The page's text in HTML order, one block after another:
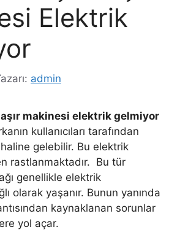
Elektrik
admin
makinesi elektrik gelmiyor
kullanıcıları tarafından
gelebilir. Bu elektrik
rastlanmaktadır. Bu tür
genellikle elektrik
olarak yaşanır. Bunun yanında
kaynaklanan sorunlar
yol açar.